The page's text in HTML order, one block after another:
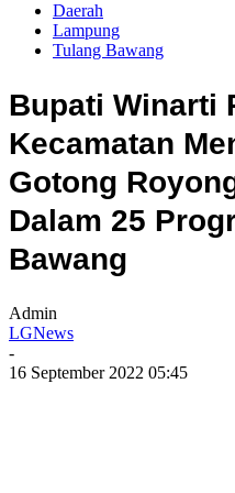
Daerah
Lampung
Tulang Bawang
Bupati Winarti
Kecamatan
Gotong
Dalam 25
Bawang
Admin
LGNews
-
16 September 2022 05:45